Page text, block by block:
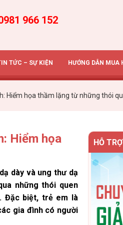
966 152
TỨC – SỰ KIỆN HƯỚNG DẪN MUA
Hiểm họa thầm lặng từ những thói
Hiểm họa
dày và ung thư dạ
những thói quen
Đặc biệt, trẻ em là
gia đình có người
HỖ